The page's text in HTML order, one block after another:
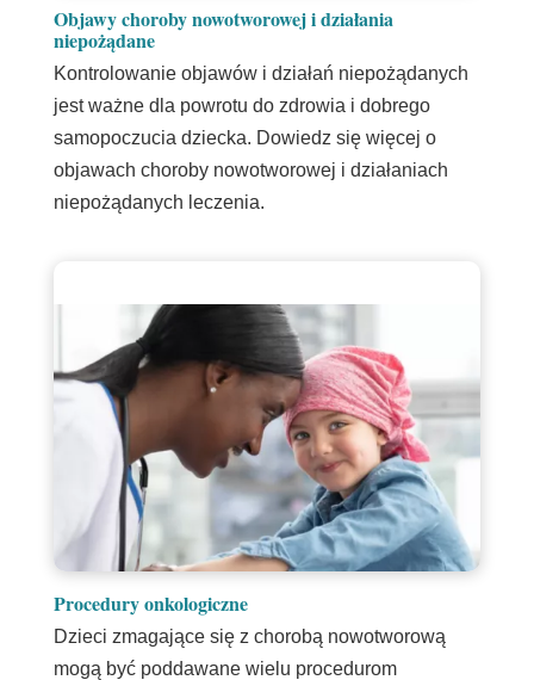
Objawy choroby nowotworowej i działania
niepożądane
Kontrolowanie objawów i działań niepożądanych
jest ważne dla powrotu do zdrowia i dobrego
samopoczucia dziecka. Dowiedz się więcej o
objawach choroby nowotworowej i działaniach
niepożądanych leczenia.
Procedury onkologiczne
Dzieci zmagające się z chorobą nowotworową
mogą być poddawane wielu procedurom